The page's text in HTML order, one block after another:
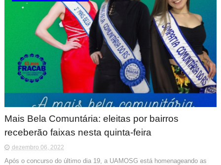
Mais Bela Comuntária: eleitas por bairros
receberão faixas nesta quinta-feira
dezembro 06, 2022
Após o concurso do último dia 19, a UAMOSG está homenageando as